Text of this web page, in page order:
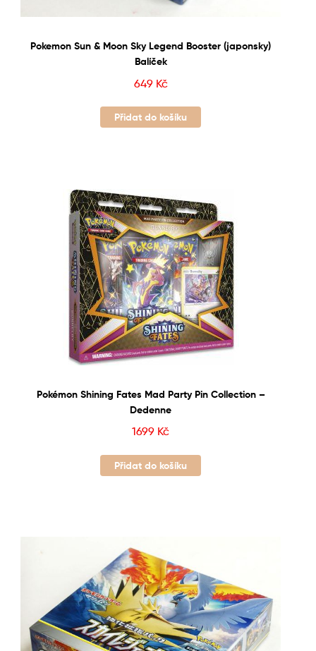
Pokemon Sun & Moon Sky Legend Booster (japonsky)
Balíček
649 Kč
Přidat do košíku
Pokémon Shining Fates Mad Party Pin Collection –
Dedenne
1699 Kč
Přidat do košíku